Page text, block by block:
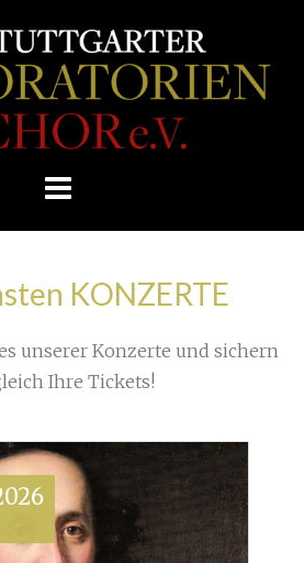
» /
KONZERTE
unserer Konzerte und sichern
Ihre Tickets!